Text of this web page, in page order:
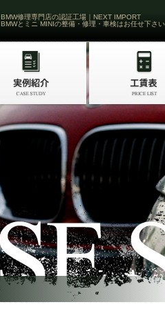
BMW修理専門店の認証工場｜NEXT IMPORT
BMWとミニ MINIの整備・修理・車検はお任せ下さい